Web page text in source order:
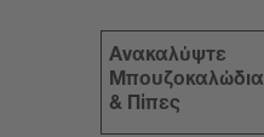
Ανακαλύψτε
Μπουζοκαλώδια
& Πίπες